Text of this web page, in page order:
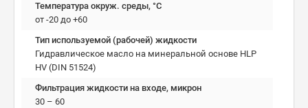
Температура окруж. среды, °C
от -20 до +60
Тип используемой (рабочей) жидкости
Гидравлическое масло на минеральной основе HLP
HV (DIN 51524)
Фильтрация жидкости на входе, микрон
30 – 60